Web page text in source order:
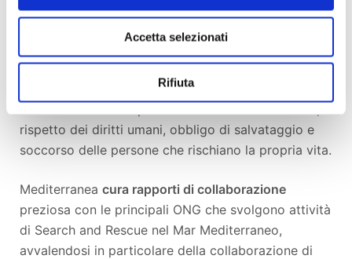
Accetta selezionati
Rifiuta
ed italiane che hanno sviluppato buone pratiche di
continua sono la risposta più efficace, razionale ed
importante alle politiche irrazionali e spesso illegali
rispetto dei diritti umani, obbligo di salvataggio e
soccorso delle persone che rischiano la propria vita.
Mediterranea cura rapporti di collaborazione
preziosa con le principali ONG che svolgono attività
di Search and Rescue nel Mar Mediterraneo,
avvalendosi in particolare della collaborazione di